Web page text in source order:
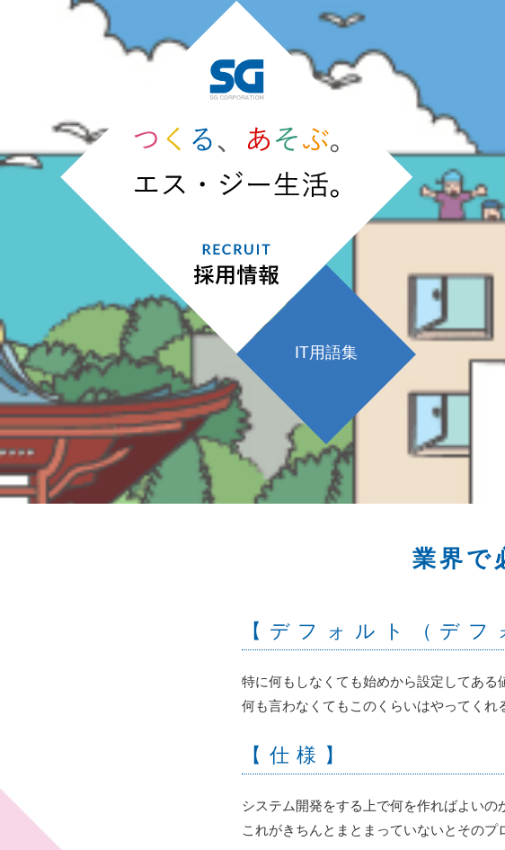
IT用語集
業界で
【デフォルト（デフ
特に何もしなくても始めから設定してある
何も言わなくてもこのくらいはやってくれ
【仕様】
システム開発をする上で何を作ればよいの
これがきちんとまとまっていないとそのプ